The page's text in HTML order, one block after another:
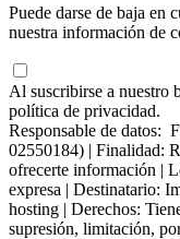
Puede darse de baja en
nuestra información de
Al suscribirse a nuestro
política de privacidad.
Responsable de
02550184) | Finalidad:
ofrecerte información |
expresa | Destinatario:
hosting | Derechos:
supresión, limitación,